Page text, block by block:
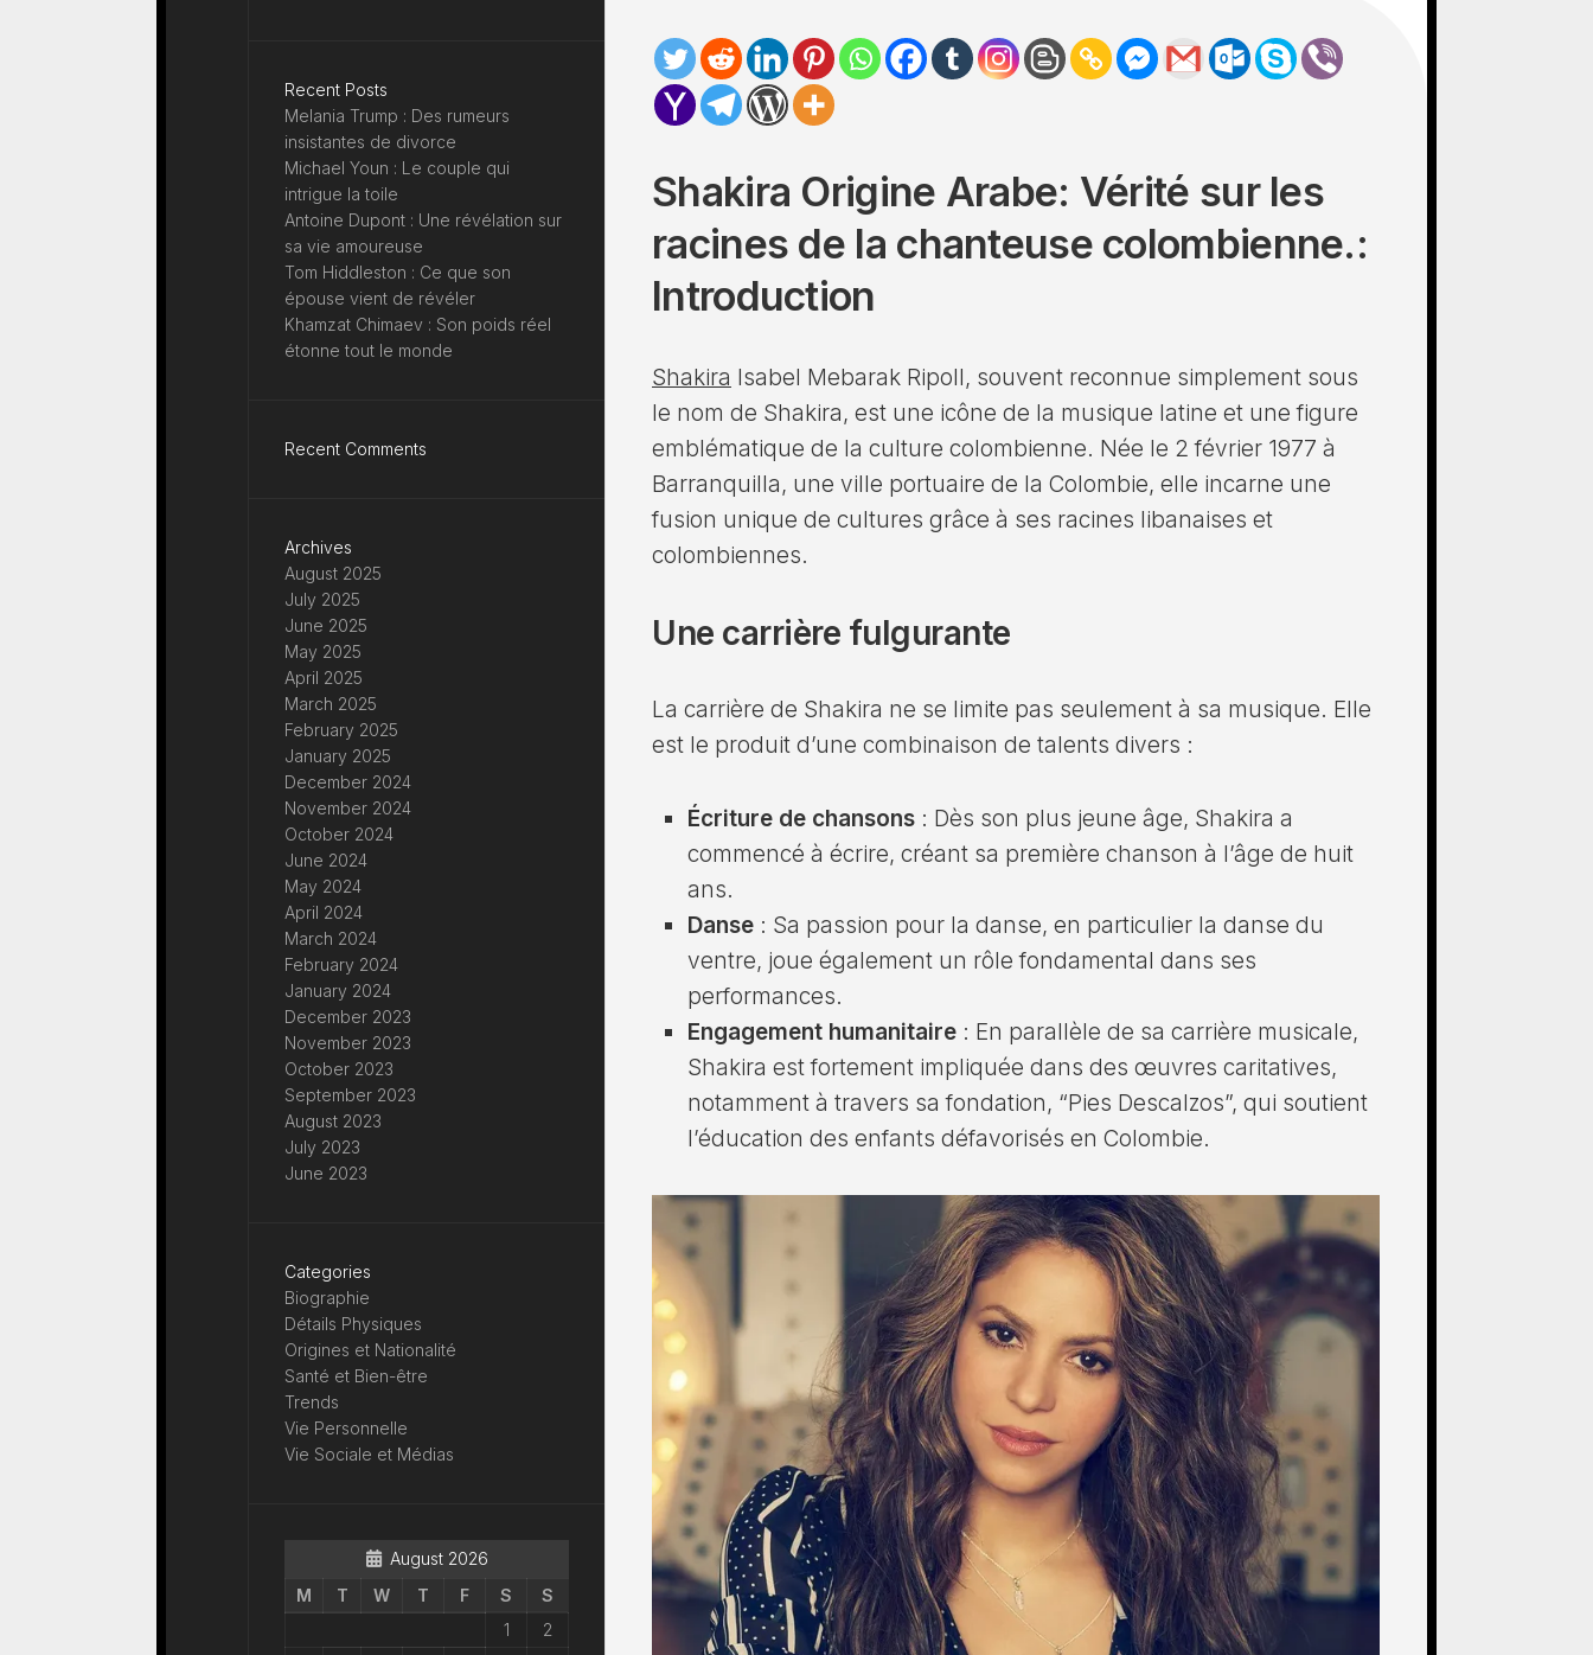
Shakira Origine Arabe: Vérité sur les
racines de la chanteuse colombienne.:
Introduction
Shakira Isabel Mebarak Ripoll, souvent reconnue simplement sous
le nom de Shakira, est une icône de la musique latine et une figure
emblématique de la culture colombienne. Née le 2 février 1977 à
Barranquilla, une ville portuaire de la Colombie, elle incarne une
fusion unique de cultures grâce à ses racines libanaises et
colombiennes.
Une carrière fulgurante
La carrière de Shakira ne se limite pas seulement à sa musique. Elle
est le produit d’une combinaison de talents divers :
Écriture de chansons : Dès son plus jeune âge, Shakira a
commencé à écrire, créant sa première chanson à l’âge de huit
ans.
Danse : Sa passion pour la danse, en particulier la danse du
ventre, joue également un rôle fondamental dans ses
performances.
Engagement humanitaire : En parallèle de sa carrière musicale,
Shakira est fortement impliquée dans des œuvres caritatives,
notamment à travers sa fondation, “Pies Descalzos”, qui soutient
l’éducation des enfants défavorisés en Colombie.
Recent Posts
Melania Trump : Des rumeurs
insistantes de divorce
Michael Youn : Le couple qui
intrigue la toile
Antoine Dupont : Une révélation sur
sa vie amoureuse
Tom Hiddleston : Ce que son
épouse vient de révéler
Khamzat Chimaev : Son poids réel
étonne tout le monde
Recent Comments
Archives
August 2025
July 2025
June 2025
May 2025
April 2025
March 2025
February 2025
January 2025
December 2024
November 2024
October 2024
June 2024
May 2024
April 2024
March 2024
February 2024
January 2024
December 2023
November 2023
October 2023
September 2023
August 2023
July 2023
June 2023
Categories
Biographie
Détails Physiques
Origines et Nationalité
Santé et Bien-être
Trends
Vie Personnelle
Vie Sociale et Médias
August 2026
M
T W T F S
S
1
2